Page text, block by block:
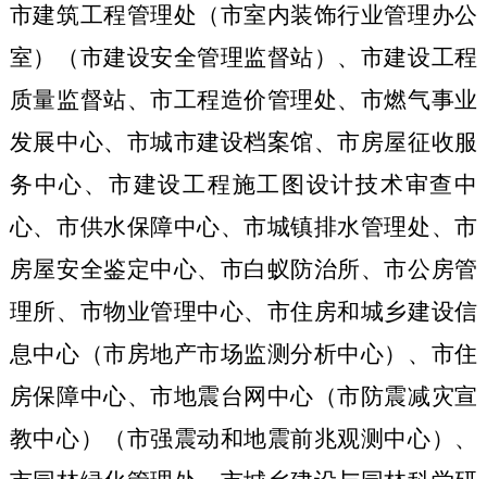
市建筑工程管理处（市室内装饰行业管理办公
室）（市建设安全管理监督站）、市建设工程
质量监督站、市工程造价管理处、市燃气事业
发展中心、市城市建设档案馆、市房屋征收服
务中心、市建设工程施工图设计技术审查中
心、市供水保障中心、市城镇排水管理处、市
房屋安全鉴定中心、市白蚁防治所、市公房管
理所、市物业管理中心、市住房和城乡建设信
息中心（市房地产市场监测分析中心）、市住
房保障中心、市地震台网中心（市防震减灾宣
教中心）（市强震动和地震前兆观测中心）、